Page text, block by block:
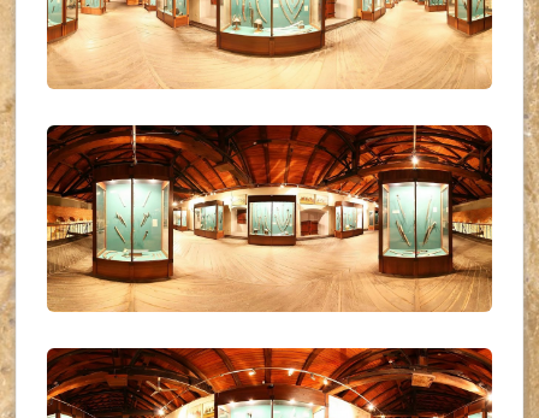
UKR_(26)
UKR_(27)